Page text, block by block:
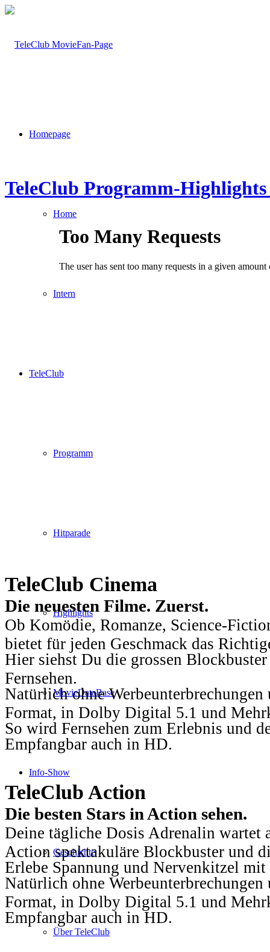
Homepage
Home
Intern
TeleClub
Programm
Hitparade
Highlights
MovieDataBase
Info-Show
Geschichte
Über TeleClub
TeleClub Programm-
TeleClub Cinema
Die neuesten Filme. Zuerst.
Ob Komödie, Romanze, Science-
bietet für jeden Geschmack das
Hier siehst Du die grossen
Fernsehen.
Natürlich ohne
Format, in Dolby Digital 5.1 und
So wird Fernsehen zum Erlebnis und
Empfangbar auch in HD.
TeleClub Action
Die besten Stars in Action sehen.
Deine tägliche Dosis Adrenalin wartet
Action spektakuläre Blockbuster und
Erlebe Spannung und Nervenkitzel
Natürlich ohne
Format, in Dolby Digital 5.1 und
Empfangbar auch in HD.